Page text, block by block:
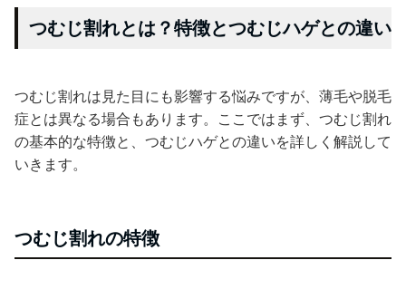
つむじ割れとは？特徴とつむじハゲとの違い
つむじ割れは見た目にも影響する悩みですが、薄毛や脱毛
症とは異なる場合もあります。ここではまず、つむじ割れ
の基本的な特徴と、つむじハゲとの違いを詳しく解説して
いきます。
つむじ割れの特徴